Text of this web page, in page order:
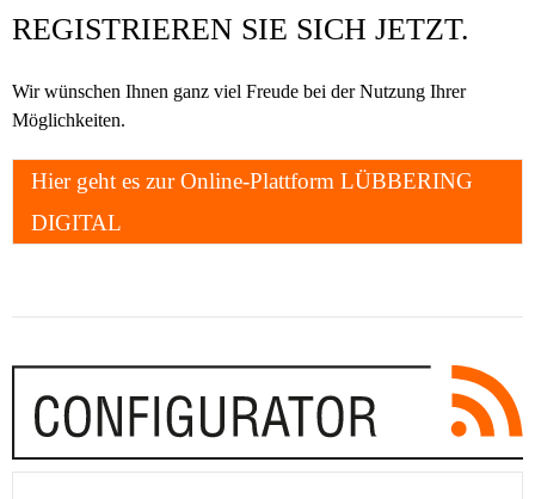
REGISTRIEREN SIE SICH JETZT.
Wir wünschen Ihnen ganz viel Freude bei der Nutzung Ihrer
Möglichkeiten.
Hier geht es zur Online-Plattform LÜBBERING
DIGITAL